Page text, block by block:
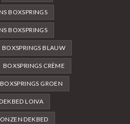
BOXSPRINGS
BOXSPRINGS
BOXSPRINGS BLAUW
BOXSPRINGS CRÈME
BOXSPRINGS GROEN
LOIVA
DEKBED